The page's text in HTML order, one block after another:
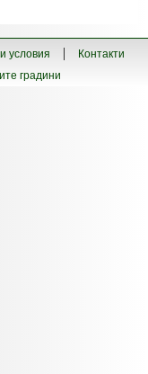
условия
Контакти
градини